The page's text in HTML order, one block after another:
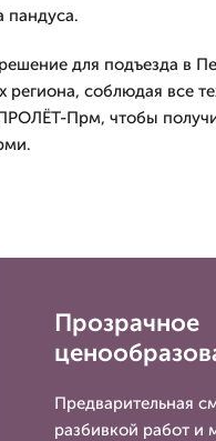
пандуса.
для подъезда в
региона, соблюдая все
Прм, чтобы
Прозрачное
Предварительная
разбивкой работ и